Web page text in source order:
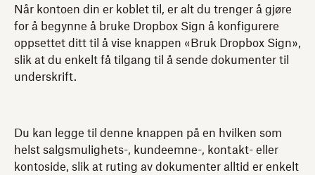
Når kontoen din er koblet til, er alt du trenger å gjøre
for å begynne å bruke Dropbox Sign å konfigurere
oppsettet ditt til å vise knappen «Bruk Dropbox Sign»,
slik at du enkelt få tilgang til å sende dokumenter til
underskrift.
Du kan legge til denne knappen på en hvilken som
helst salgsmulighets-, kundeemne-, kontakt- eller
kontoside, slik at ruting av dokumenter alltid er enkelt